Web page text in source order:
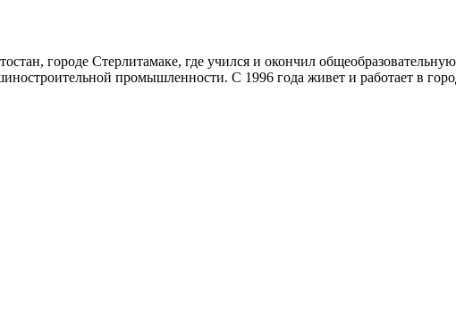
городе Стерлитамаке, где учился и окончил
промышленности. С 1996 года живет и работает в